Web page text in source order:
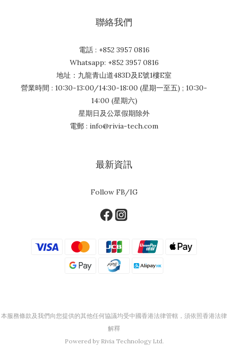
聯絡我們
電話 : +852 3957 0816
Whatsapp: +852 3957 0816
地址：九龍青山道483D及E號1樓E室
營業時間 : 10:30-13:00/14:30-18:00 (星期一至五) ; 10:30-
14:00 (星期六)
星期日及公眾假期除外
電郵 : info@rivia-tech.com
最新資訊
Follow FB/IG
本服務條款及我們向您提供的其他任何協議均受中國香港法律管轄，須依照香港法律
解釋
Powered by Rivia Technology Ltd.